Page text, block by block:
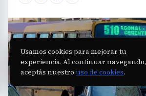
Usamos cookies para mejorar tu
experiencia. Al continuar navegando,
aceptás nuestro uso de cookies.